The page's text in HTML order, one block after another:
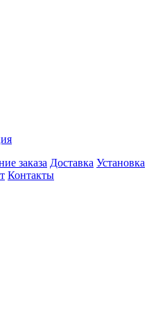
заказа Доставка Установка
Контакты